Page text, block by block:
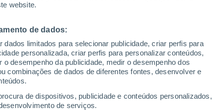
website.
de dados:
limitados para selecionar publicidade, criar perfis para
personalizada, criar perfis para personalizar conteúdos,
desempenho da publicidade, medir o desempenho dos
combinações de dados de diferentes fontes, desenvolver e
de dispositivos, publicidade e conteúdos personalizados,
de serviços.